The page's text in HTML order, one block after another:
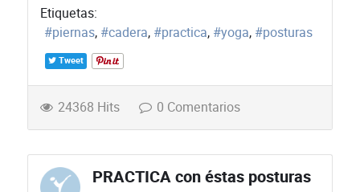
Etiquetas:
piernas
cadera practica yoga posturas
Tweet
24368 Hits 0 Comentarios
PRACTICA con éstas posturas